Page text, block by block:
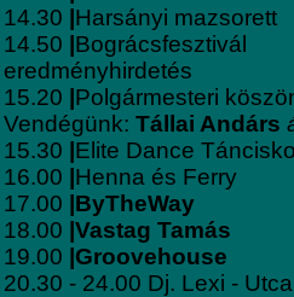
14.30 Harsányi mazsorett
14.50 Bográcsfesztivál
eredményhirdetés
15.20 Polgármesteri
Vendégünk: Tállai Andárs
15.30 Elite Dance
16.00 Henna és Ferry
17.00 |ByTheWay
18.00 |Vastag Tamás
19.00 |Groovehouse
20.30 - 24.00 Dj. Lexi -